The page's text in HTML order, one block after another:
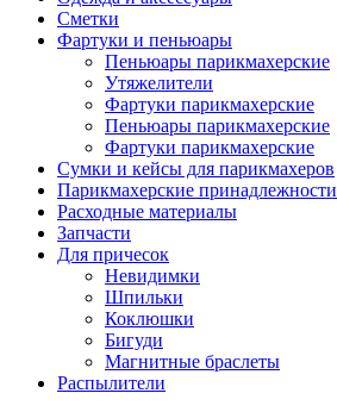
Сметки
Фартуки и пеньюары
Пеньюары парикмахерские
Утяжелители
Фартуки парикмахерские
Пеньюары парикмахерские
Фартуки парикмахерские
Сумки и кейсы для парикмахеров
Парикмахерские принадлежности
Расходные материалы
Запчасти
Для причесок
Невидимки
Шпильки
Коклюшки
Бигуди
Магнитные браслеты
Распылители